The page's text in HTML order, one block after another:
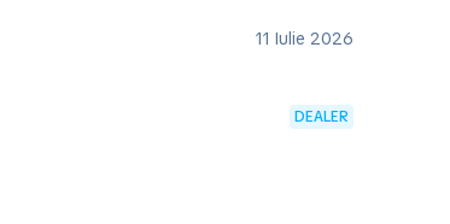
11 Iulie 2026
DEALER